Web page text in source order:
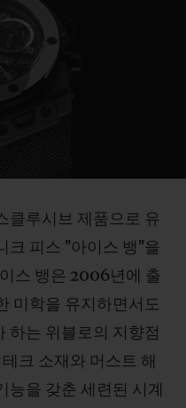
클루시브 제품으로 유
크 피스 "아이스 뱅"을
스 뱅은 2006년에 출
미학을 유지하면서도
하는 위블로의 지향점
크 소재와 머스트 해
을 갖춘 세련된 시계
연락처